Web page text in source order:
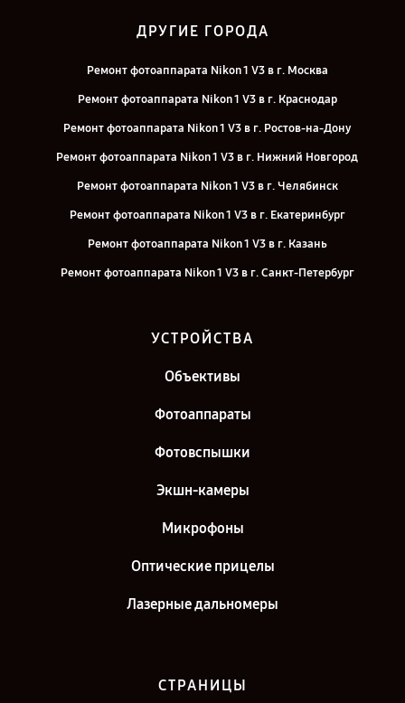
ДРУГИЕ ГОРОДА
Ремонт фотоаппарата Nikon 1 V3 в г. Москва
Ремонт фотоаппарата Nikon 1 V3 в г. Краснодар
Ремонт фотоаппарата Nikon 1 V3 в г. Ростов-на-Дону
Ремонт фотоаппарата Nikon 1 V3 в г. Нижний Новгород
Ремонт фотоаппарата Nikon 1 V3 в г. Челябинск
Ремонт фотоаппарата Nikon 1 V3 в г. Екатеринбург
Ремонт фотоаппарата Nikon 1 V3 в г. Казань
Ремонт фотоаппарата Nikon 1 V3 в г. Санкт-Петербург
УСТРОЙСТВА
Объективы
Фотоаппараты
Фотовспышки
Экшн-камеры
Микрофоны
Оптические прицелы
Лазерные дальномеры
СТРАНИЦЫ